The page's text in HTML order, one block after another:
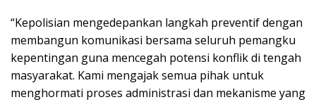
“Kepolisian mengedepankan langkah preventif dengan
membangun komunikasi bersama seluruh pemangku
kepentingan guna mencegah potensi konflik di tengah
masyarakat. Kami mengajak semua pihak untuk
menghormati proses administrasi dan mekanisme yang